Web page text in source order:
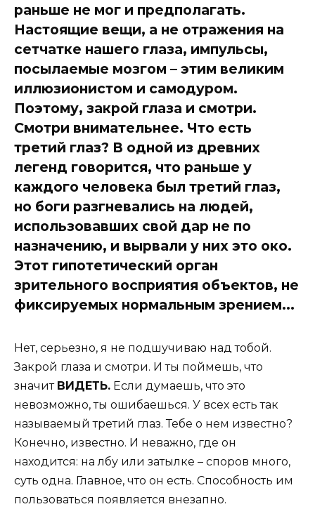
раньше не мог и предполагать.
Настоящие вещи, а не отражения на
сетчатке нашего глаза, импульсы,
посылаемые мозгом – этим великим
иллюзионистом и самодуром.
Поэтому, закрой глаза и смотри.
Смотри внимательнее. Что есть
третий глаз? В одной из древних
легенд говорится, что раньше у
каждого человека был третий глаз,
но боги разгневались на людей,
использовавших свой дар не по
назначению, и вырвали у них это око.
Этот гипотетический орган
зрительного восприятия объектов, не
фиксируемых нормальным зрением...
Нет, серьезно, я не подшучиваю над тобой.
Закрой глаза и смотри. И ты поймешь, что
значит ВИДЕТЬ. Если думаешь, что это
невозможно, ты ошибаешься. У всех есть так
называемый третий глаз. Тебе о нем известно?
Конечно, известно. И неважно, где он
находится: на лбу или затылке – споров много,
суть одна. Главное, что он есть. Способность им
пользоваться появляется внезапно.